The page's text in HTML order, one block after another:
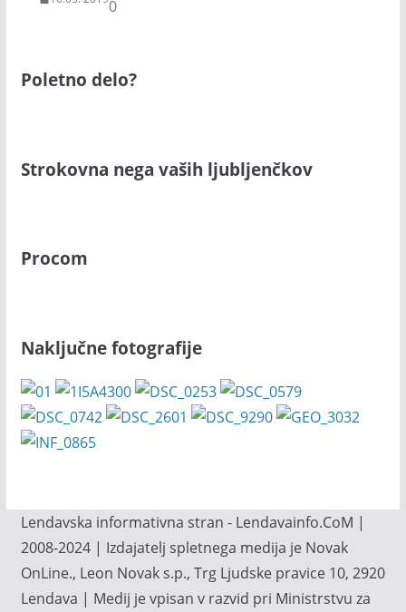
0
Poletno delo?
Strokovna nega vaših ljubljenčkov
Procom
Naključne fotografije
Lendavska informativna stran - Lendavainfo.CoM |
2008-2024 | Izdajatelj spletnega medija je Novak
OnLine., Leon Novak s.p., Trg Ljudske pravice 10, 2920
Lendava | Medij je vpisan v razvid pri Ministrstvu za